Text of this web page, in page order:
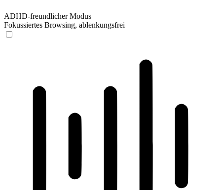
ADHD-freundlicher Modus
Fokussiertes Browsing, ablenkungsfrei